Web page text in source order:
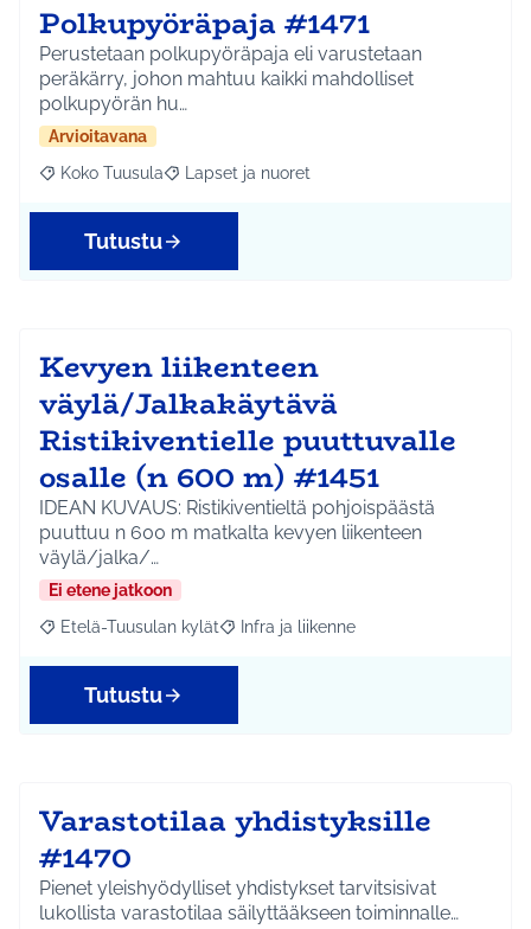
Polkupyöräpaja #1471
Perustetaan polkupyöräpaja eli varustetaan
peräkärry, johon mahtuu kaikki mahdolliset
polkupyörän hu…
Arvioitavana
Rajaa tulokset aihepiirin mukaan: Koko Tuusula
Koko Tuusula Rajaa tulokset teeman mukaan: Lapset ja
Lapset ja nuoret
Tutustu
Kevyen liikenteen
väylä/Jalkakäytävä
Ristikiventielle puuttuvalle
osalle (n 600 m) #1451
IDEAN KUVAUS: Ristikiventieltä pohjoispäästä
puuttuu n 600 m matkalta kevyen liikenteen
väylä/jalka/…
Ei etene jatkoon
Rajaa tulokset aihepiirin mukaan: Etelä-Tuusulan kylät
Etelä-Tuusulan kylät Rajaa tulokset teeman mukaan: Infra ja
Infra ja liikenne
Tutustu
Varastotilaa yhdistyksille
#1470
Pienet yleishyödylliset yhdistykset tarvitsisivat
lukollista varastotilaa säilyttääkseen toiminnalle…